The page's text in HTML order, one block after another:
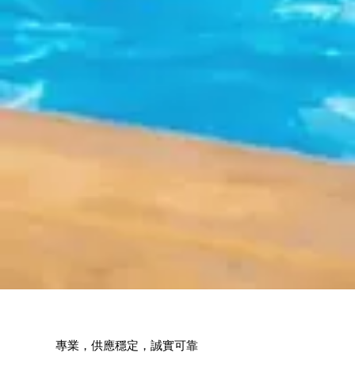
專業，供應穩定，誠實可靠